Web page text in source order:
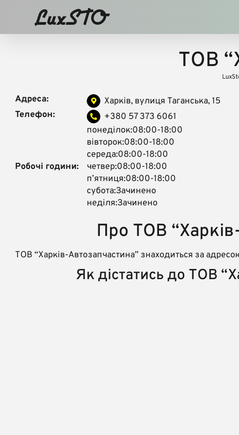
ТОВ
Адреса:
Харків, вулиця Таганська, 15
Телефон:
+380 57 373 6061
Робочі години:
понеділок:08:00-18:00
вівторок:08:00-18:00
середа:08:00-18:00
четвер:08:00-18:00
пʼятниця:08:00-18:00
субота:Зачинено
неділя:Зачинено
Про ТОВ
ТОВ “Харків-Автозапчастина” знаходиться за
Як дістатись до ТОВ